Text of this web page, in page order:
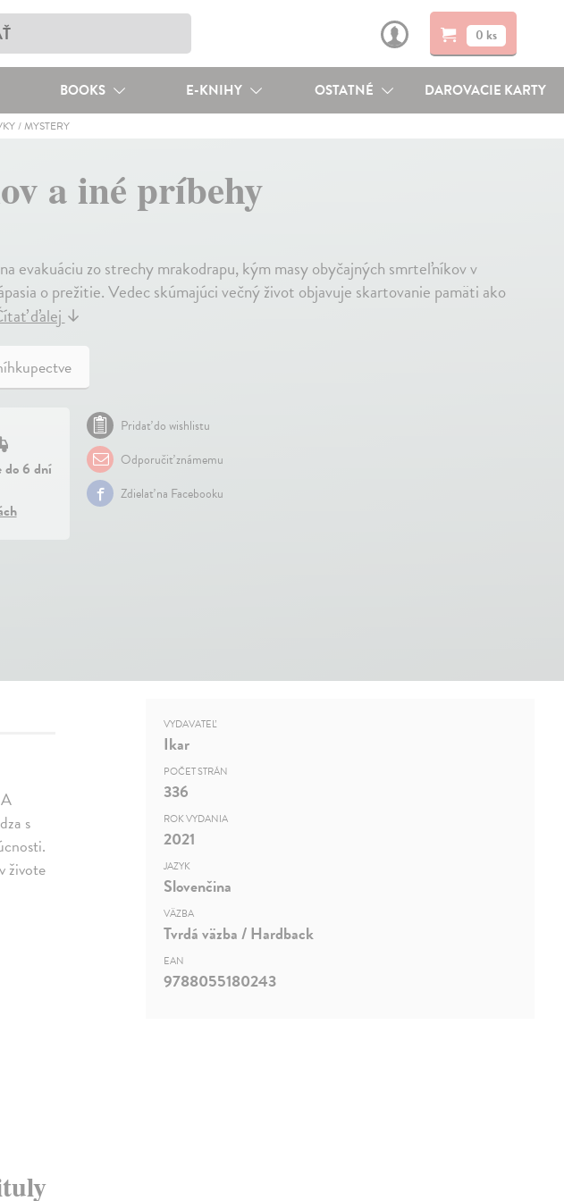
0 ks
BOOKS E-KNIHY OSTATNÉ DAROVACIE KARTY
/ MYSTERY
a iné príbehy
evakuáciu zo strechy mrakodrapu, kým masy obyčajných smrteľníkov v
o prežitie. Vedec skúmajúci večný život objavuje skartovanie pamäti ako
ďalej↓
do 6 dní
Pridať do wishlistu
Odporučiť známemu
Zdielať na Facebooku
s
živote
VYDAVATEĽ
Ikar
POČET STRÁN
336
ROK VYDANIA
2021
JAZYK
Slovenčina
VÄZBA
Tvrdá väzba / Hardback
EAN
9788055180243